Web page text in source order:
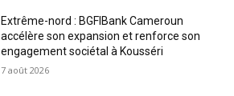
Extrême-nord : BGFIBank Cameroun
accélère son expansion et renforce son
engagement sociétal à Kousséri
7 août 2026